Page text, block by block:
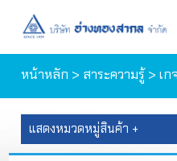
ตะกร้าสิ
หน้าหลัก > สาระความรู้> เก
แสดงหมวดหมู่สินค้า +